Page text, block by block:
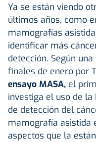
Ya se están viendo
últimos años, como
mamografías
identificar más
detección. Según
finales de enero por
ensayo MASA, el
investiga el uso de
de detección del
mamografía asistida
aspectos que la